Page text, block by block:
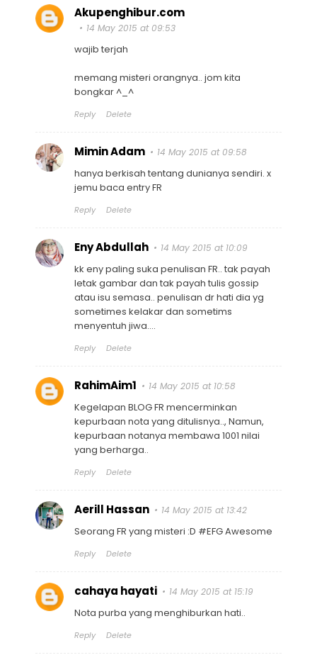
Akupenghibur.com
14 May 2015 at 09:53
wajib terjah
memang misteri orangnya.. jom kita
bongkar ^_^
Reply Delete
Mimin Adam 14 May 2015 at 09:58
hanya berkisah tentang dunianya sendiri. x
jemu baca entry FR
Reply Delete
Eny Abdullah 14 May 2015 at 10:09
kk eny paling suka penulisan FR.. tak payah
letak gambar dan tak payah tulis gossip
atau isu semasa.. penulisan dr hati dia yg
sometimes kelakar dan sometims
menyentuh jiwa....
Reply Delete
RahimAim1 14 May 2015 at 10:58
Kegelapan BLOG FR mencerminkan
kepurbaan nota yang ditulisnya.., Namun,
kepurbaan notanya membawa 1001 nilai
yang berharga..
Reply Delete
Aerill Hassan 14 May 2015 at 13:42
Seorang FR yang misteri :D #EFG Awesome
Reply Delete
cahaya hayati 14 May 2015 at 15:19
Nota purba yang menghiburkan hati..
Reply Delete